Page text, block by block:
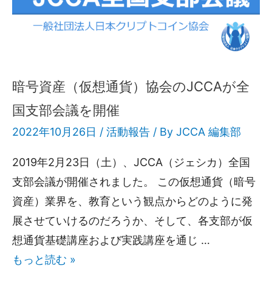
暗号資産（仮想通貨）協会のJCCAが全
国支部会議を開催
2022年10月26日 / 活動報告 / By JCCA 編集部
2019年2月23日（土）、JCCA（ジェシカ）全国
支部会議が開催されました。 この仮想通貨（暗号
資産）業界を、教育という観点からどのように発
展させていけるのだろうか、そして、各支部が仮
想通貨基礎講座および実践講座を通じ …
もっと読む »